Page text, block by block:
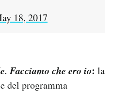
18, 2017
Facciamo che ero io: la
del programma